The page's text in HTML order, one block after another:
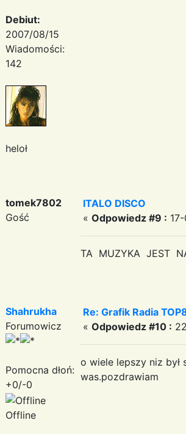
Debiut:
2007/08/15
Wiadomości:
142
heloł
tomek7802
Gość
ITALO DISCO
« Odpowiedz #9 :
TA MUZYKA JEST
Shahrukha
Forumowicz
Pomocna dłoń:
+0/-0
Offline
Re: Grafik Radia
« Odpowiedz #10 :
o wiele lepszy niz był
was.pozdrawiam